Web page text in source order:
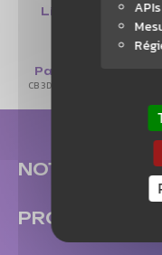
APIs
Livraison offerte
à partir de 50€
Paiement sécurisé
CB 3D secure/3X Sans Frais
NOTRE
PRODUITS